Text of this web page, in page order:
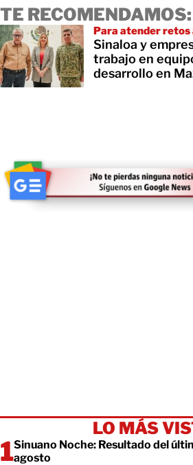
TE RECOMENDAMOS:
Para atender retos
Sinaloa y
trabajo en
desarrollo en
LO MÁS
Sinuano Noche: Resultado del
agosto